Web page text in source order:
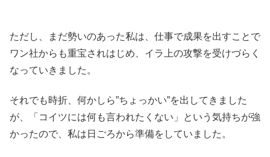
ただし、まだ勢いのあった私は、仕事で成果を出すことで
ワン社からも重宝されはじめ、イラ上の攻撃を受けづらく
なっていきました。
それでも時折、何かしら”ちょっかい”を出してきました
が、「コイツには何も言われたくない」という気持ちが強
かったので、私は日ごろから準備をしていました。